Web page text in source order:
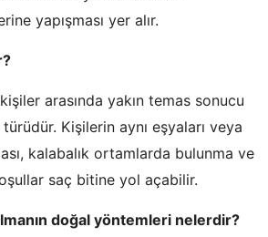
yapışması yer alır.
arasında yakın temas sonucu
Kişilerin aynı eşyaları veya
kalabalık ortamlarda bulunma ve
saç bitine yol açabilir.
doğal yöntemleri nelerdir?